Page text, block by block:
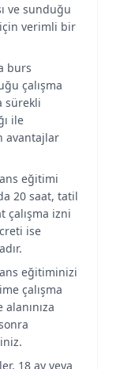
ve sunduğu
verimli bir
burs
çalışma
sürekli
ile
avantajlar
eğitimi
20 saat, tatil
çalışma izni
ise
eğitiminizi
çalışma
18 ay veya